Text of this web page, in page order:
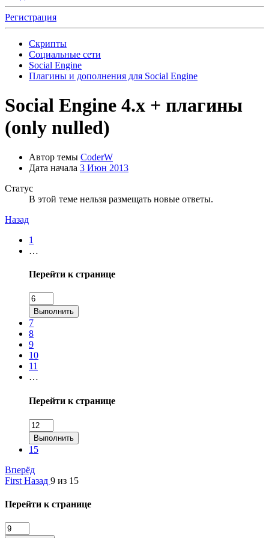
Регистрация
Скрипты
Социальные сети
Social Engine
Плагины и дополнения для Social Engine
Social Engine 4.x + плагины
(only nulled)
Автор темы CoderW
Дата начала 3 Июн 2013
Статус
В этой теме нельзя размещать новые ответы.
Назад
1
…
Перейти к странице
Выполнить
7
8
9
10
11
…
Перейти к странице
Выполнить
15
Вперёд
First Назад 9 из 15
Перейти к странице